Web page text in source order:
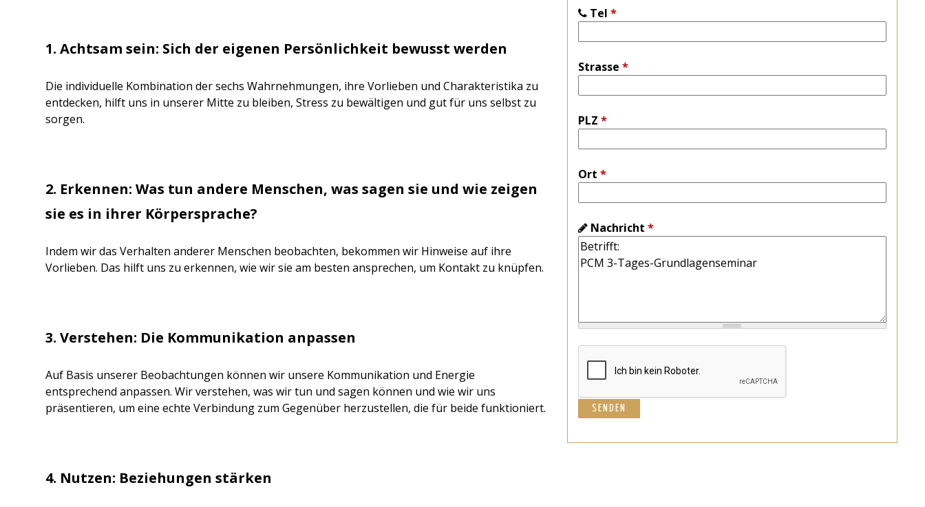
1. Achtsam sein: Sich der eigenen Persönlichkeit bewusst werden
Die individuelle Kombination der sechs Wahrnehmungen, ihre Vorlieben und Charakteristika zu
entdecken, hilft uns in unserer Mitte zu bleiben, Stress zu bewältigen und gut für uns selbst zu
sorgen.
2. Erkennen: Was tun andere Menschen, was sagen sie und wie zeigen
sie es in ihrer Körpersprache?
Indem wir das Verhalten anderer Menschen beobachten, bekommen wir Hinweise auf ihre
Vorlieben. Das hilft uns zu erkennen, wie wir sie am besten ansprechen, um Kontakt zu knüpfen.
3. Verstehen: Die Kommunikation anpassen
Auf Basis unserer Beobachtungen können wir unsere Kommunikation und Energie
entsprechend anpassen. Wir verstehen, was wir tun und sagen können und wie wir uns
präsentieren, um eine echte Verbindung zum Gegenüber herzustellen, die für beide funktioniert.
4. Nutzen: Beziehungen stärken
Tel *
Strasse *
PLZ *
Ort *
Nachricht *